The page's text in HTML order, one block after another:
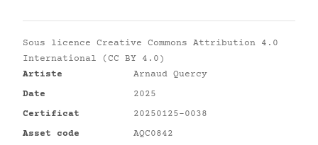
Sous licence Creative Commons Attribution 4.0
International (CC BY 4.0)
Artiste
Arnaud Quercy
Date
2025
Certificat
20250125-0038
Asset code
AQC0842